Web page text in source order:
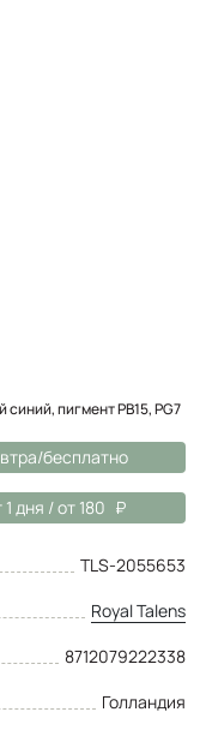
пигмент PB15, PG7
бесплатно
дня / от 180
TLS-2055653
Royal Talens
8712079222338
Голландия